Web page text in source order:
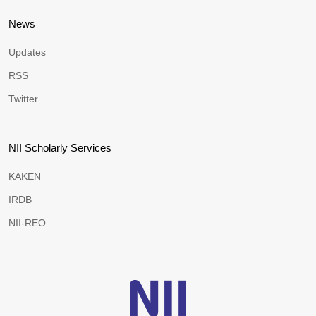
News
Updates
RSS
Twitter
NII Scholarly Services
KAKEN
IRDB
NII-REO